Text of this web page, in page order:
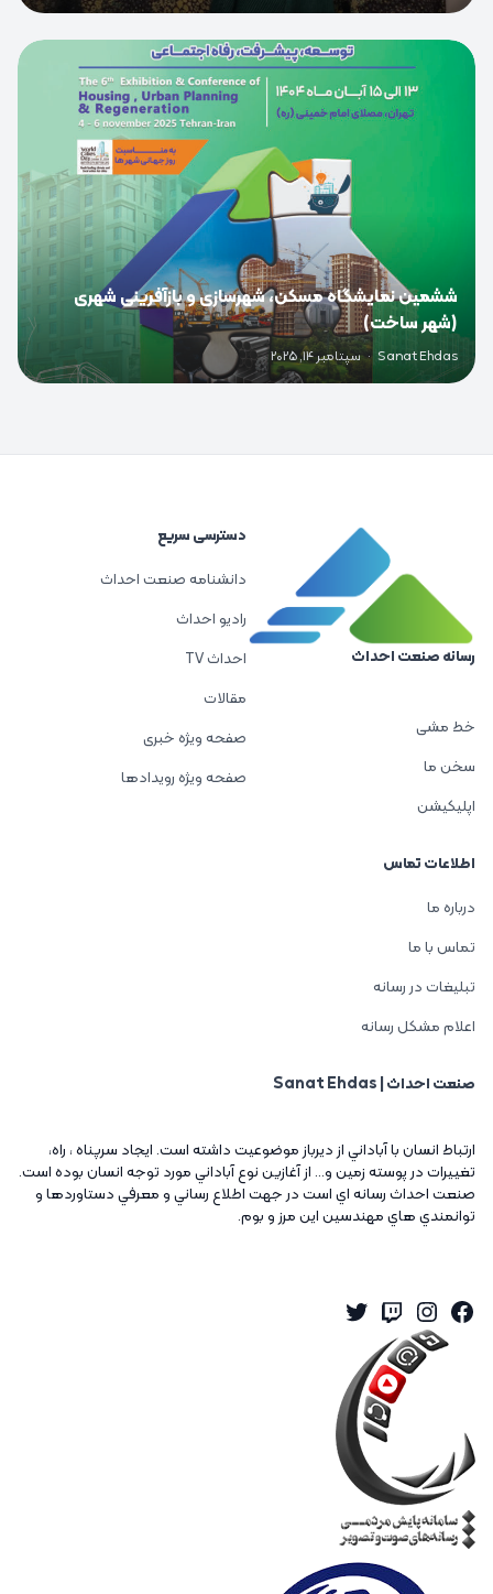
0
ششمین نمایشگاه مسکن، شهرسازی و بازآفرینی شهری
(شهر ساخت)
Sanat Ehdas
· سپتامبر 14, 2025
رسانه صنعت احداث
خط مشی
سخن ما
اپلیکیشن
دسترسی سریع
دانشنامه صنعت احداث
رادیو احداث
احداث TV
مقالات
صفحه ویژه خبری
صفحه ویژه رویدادها
اطلاعات تماس
درباره ما
تماس با ما
تبلیغات در رسانه
اعلام مشکل رسانه
صنعت احداث | Sanat Ehdas
ارتباط انسان با آباداني از ديرباز موضوعيت داشته است. ايجاد سرپناه ، راه،
تغييرات در پوسته زمين و... از آغازين نوع آباداني مورد توجه انسان بوده است.
صنعت احداث رسانه اي است در جهت اطلاع رساني و معرفي دستاوردها و
توانمندي هاي مهندسين اين مرز و بوم.
Facebook
Instagram
Twitch
Twitter